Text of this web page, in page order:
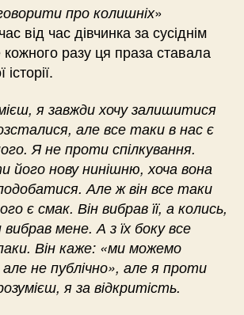
про колишніх»
від час дівчинка за сусіднім
разу ця праза ставала
я завжди хочу залишитися
але все таки в нас є
Я не проти спілкування.
його нову нинішню, хоча вона
Але ж він все таки
є смак. Він вибрав її, а колись,
мене. А з їх боку все
Він каже: «ми можемо
не публічно», але я проти
я за відкритість.